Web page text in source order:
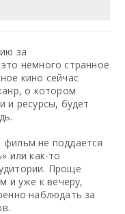
за
немного странное
кино сейчас
о котором
и ресурсы, будет
не поддается
или как-то
Проще
и уже к вечеру,
наблюдать за